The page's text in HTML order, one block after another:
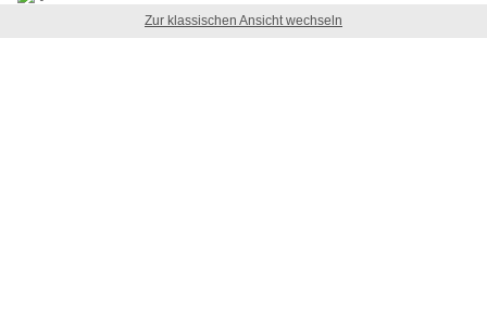
Zur klassischen Ansicht wechseln